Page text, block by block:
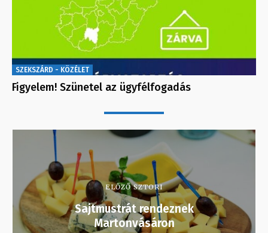
SZEKSZÁRD - KÖZÉLET
Figyelem! Szünetel az ügyfélfogadás
ELŐZŐ SZTORI
Sajtmustrát rendeznek
Martonvásáron